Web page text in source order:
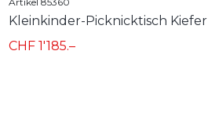
Kleinkinder-Picknicktisch Kiefer
CHF 1'185.–